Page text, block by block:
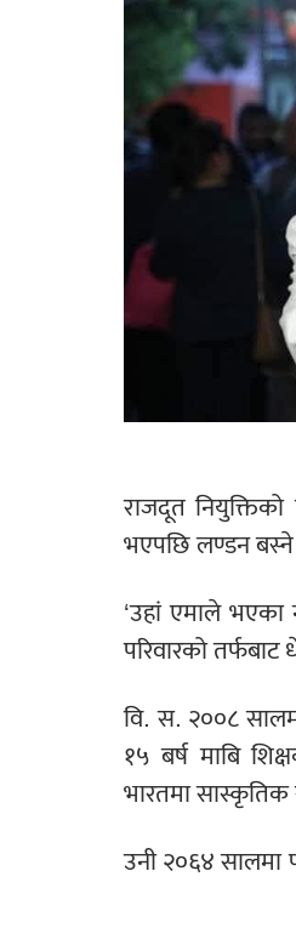
राजदूत
भएपछि लण्डन
‘उहां एमाले भएका
परिवारको
वि. स. २००८
१५ बर्ष माबि
भारतमा
उनी २०६४ सालमा